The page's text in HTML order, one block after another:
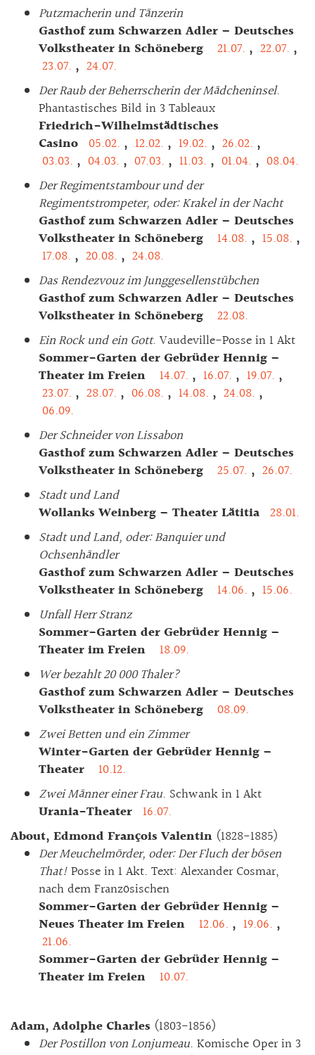
Putzmacherin und Tänzerin
Gasthof zum Schwarzen Adler – Deutsches
Volkstheater in Schöneberg
21.07. , 22.07. ,
23.07. , 24.07.
Der Raub der Beherrscherin der Mädcheninsel.
Phantastisches Bild in 3 Tableaux
Friedrich-Wilhelmstädtisches
Casino 05.02. , 12.02. , 19.02. , 26.02. ,
03.03. , 04.03. , 07.03. , 11.03. , 01.04. , 08.04.
Der Regimentstambour und der
Regimentstrompeter, oder: Krakel in der Nacht
Gasthof zum Schwarzen Adler – Deutsches
Volkstheater in Schöneberg
14.08. , 15.08. ,
17.08. , 20.08. , 24.08.
Das Rendezvouz im Junggesellenstübchen
Gasthof zum Schwarzen Adler – Deutsches
Volkstheater in Schöneberg
22.08.
Ein Rock und ein Gott. Vaudeville-Posse in 1 Akt
Sommer-Garten der Gebrüder Hennig –
Theater im Freien
14.07. , 16.07. , 19.07. ,
23.07. , 28.07. , 06.08. , 14.08. , 24.08. ,
06.09.
Der Schneider von Lissabon
Gasthof zum Schwarzen Adler – Deutsches
Volkstheater in Schöneberg
25.07. , 26.07.
Stadt und Land
Wollanks Weinberg – Theater Lätitia 28.01.
Stadt und Land, oder: Banquier und
Ochsenhändler
Gasthof zum Schwarzen Adler – Deutsches
Volkstheater in Schöneberg
14.06. , 15.06.
Unfall Herr Stranz
Sommer-Garten der Gebrüder Hennig –
Theater im Freien
18.09.
Wer bezahlt 20 000 Thaler?
Gasthof zum Schwarzen Adler – Deutsches
Volkstheater in Schöneberg
08.09.
Zwei Betten und ein Zimmer
Winter-Garten der Gebrüder Hennig –
Theater
10.12.
Zwei Männer einer Frau. Schwank in 1 Akt
Urania-Theater 16.07.
About, Edmond François Valentin (1828-1885)
Der Meuchelmörder, oder: Der Fluch der bösen
That!Posse in 1 Akt. Text: Alexander Cosmar,
nach dem Französischen
Sommer-Garten der Gebrüder Hennig –
Neues Theater im Freien
12.06. , 19.06. ,
21.06.
Sommer-Garten der Gebrüder Hennig –
Theater im Freien
10.07.
Adam, Adolphe Charles (1803-1856)
Der Postillon von Lonjumeau. Komische Oper in 3